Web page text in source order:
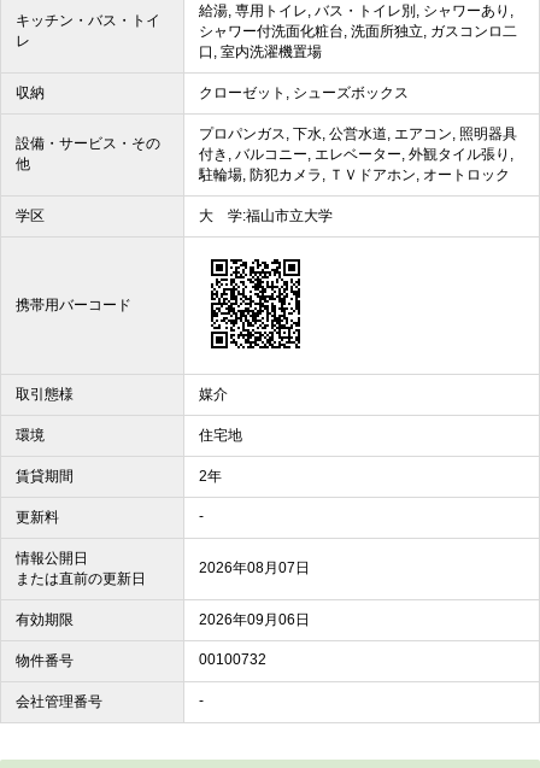
キッチン・バス・トイ
レ
給湯, 専用トイレ, バス・トイレ別, シャワーあり,
シャワー付洗面化粧台, 洗面所独立, ガスコンロ二
口, 室内洗濯機置場
収納 クローゼット, シューズボックス
設備・サービス・その
他
プロパンガス, 下水, 公営水道, エアコン, 照明器具
付き, バルコニー, エレベーター, 外観タイル張り,
駐輪場, 防犯カメラ, ＴＶドアホン, オートロック
学区 大 学:福山市立大学
携帯用バーコード
取引態様 媒介
環境 住宅地
賃貸期間 2年
更新料 -
情報公開日
または直前の更新日
2026年08月07日
有効期限 2026年09月06日
物件番号 00100732
会社管理番号 -